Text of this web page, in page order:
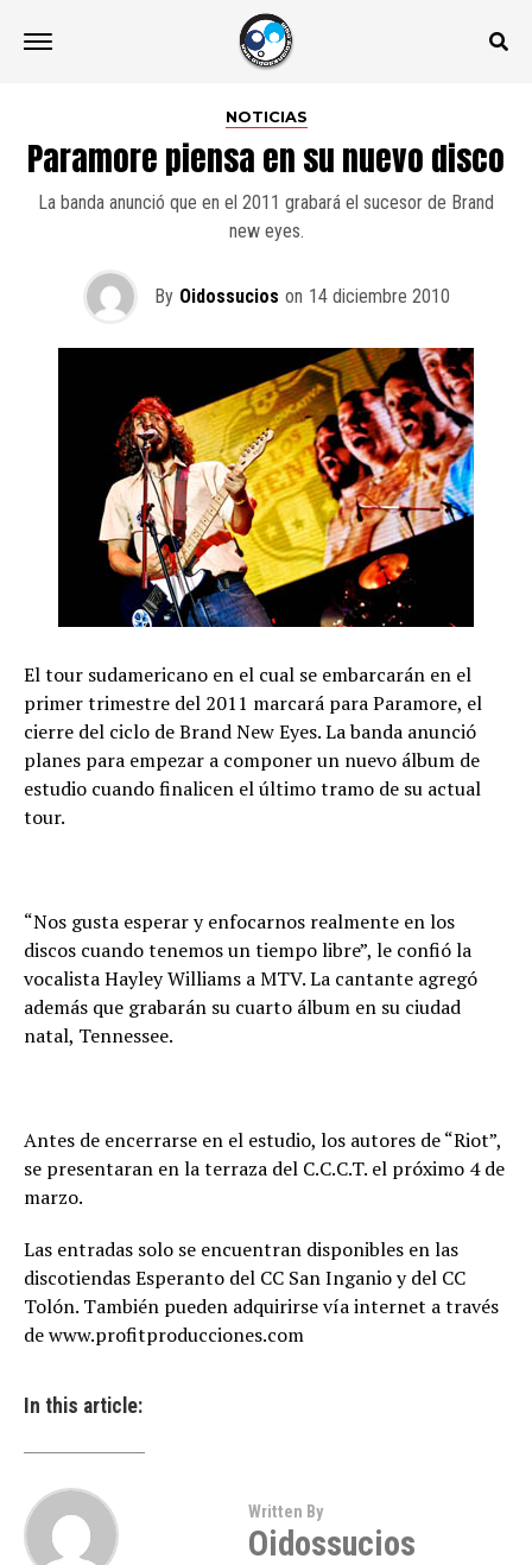
NOTICIAS
Paramore piensa en su nuevo disco
La banda anunció que en el 2011 grabará el sucesor de Brand
new eyes.
By Oidossucios on 14 diciembre 2010
El tour sudamericano en el cual se embarcarán en el
primer trimestre del 2011 marcará para Paramore, el
cierre del ciclo de Brand New Eyes. La banda anunció
planes para empezar a componer un nuevo álbum de
estudio cuando finalicen el último tramo de su actual
tour.
“Nos gusta esperar y enfocarnos realmente en los
discos cuando tenemos un tiempo libre”, le confió la
vocalista Hayley Williams a MTV. La cantante agregó
además que grabarán su cuarto álbum en su ciudad
natal, Tennessee.
Antes de encerrarse en el estudio, los autores de “Riot”,
se presentaran en la terraza del C.C.C.T. el próximo 4 de
marzo.
Las entradas solo se encuentran disponibles en las
discotiendas Esperanto del CC San Inganio y del CC
Tolón. También pueden adquirirse vía internet a través
de www.profitproducciones.com
In this article:
Written By
Oidossucios